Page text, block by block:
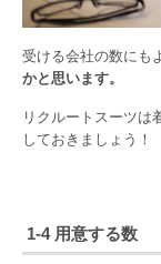
受ける会社の数にも
かと思います。
リクルートスーツは
しておきましょう！
1-4 用意する数